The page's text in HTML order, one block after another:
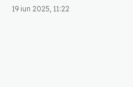
19 iun 2025, 11:22